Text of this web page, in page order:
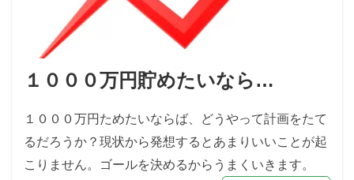
１０００万円貯めたいなら…
１０００万円ためたいならば、どうやって計画をたて
るだろうか？現状から発想するとあまりいいことが起
こりません。ゴールを決めるからうまくいきます。